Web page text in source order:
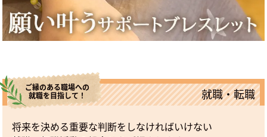
就職・転職
ご縁のある職場への
就職を目指して！
将来を決める重要な判断をしなければいけない